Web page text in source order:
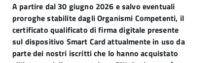
A partire dal 30 giugno 2026 e salvo eventuali
proroghe stabilite dagli Organismi Competenti, il
certificato qualificato di firma digitale presente
sul dispositivo Smart Card attualmente in uso da
parte dei nostri iscritti che lo hanno acquistato